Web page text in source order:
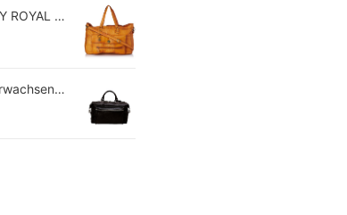
PIECES TOTALLY ROYAL LEATHER TRAVEL BAG 17055349 Damen Umhängetaschen ,1 Groesse (51 x 33 x 14,5 cm)
Picard Unisex-Erwachsene Buddy Gepäck- Handgepäck